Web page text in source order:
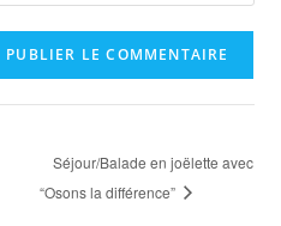
Séjour/Balade en joëlette avec
“Osons la différence”